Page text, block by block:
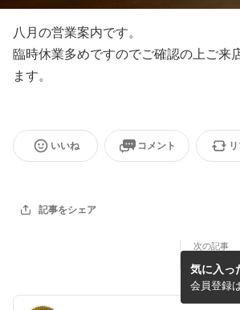
八月の営業案内です。
臨時休業多めですのでご確認の上ご来
ます。
いいね コメント
記事をシェア
次の記事
気に入っ
会員登録